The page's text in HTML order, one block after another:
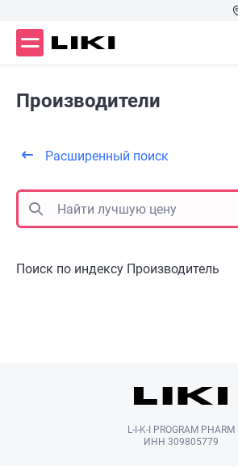
Производители
Расширенный поиск
Поиск по индексу Производитель
L-I-K-I PROGRAM PHARM
ИНН 309805779